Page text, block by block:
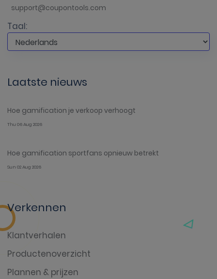
support@coupontools.com
Taal:
Laatste nieuws
Hoe gamification je verkoop verhoogt
Thu 06 Aug 2026
Hoe gamification sportfans opnieuw betrekt
Sun 02 Aug 2026
Verkennen
Klantverhalen
Productenoverzicht
Plannen & prijzen